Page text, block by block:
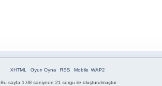
XHTML Oyun Oyna RSS Mobile WAP2
Bu sayfa 1.08 saniyede 21 sorgu ile oluşturulmuştur